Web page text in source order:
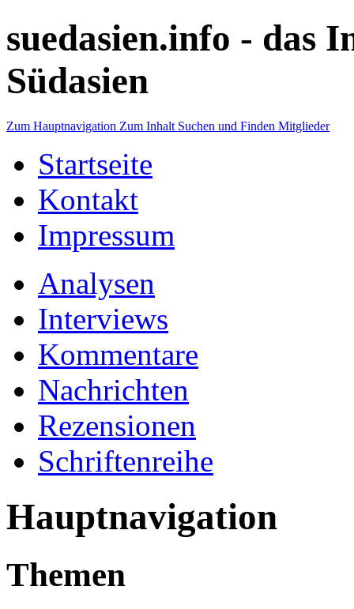
suedasien.info - das
Südasien
Zum Hauptnavigation Zum Inhalt Suchen und Finden Mitglieder
Startseite
Kontakt
Impressum
Analysen
Interviews
Kommentare
Nachrichten
Rezensionen
Schriftenreihe
Hauptnavigation
Themen